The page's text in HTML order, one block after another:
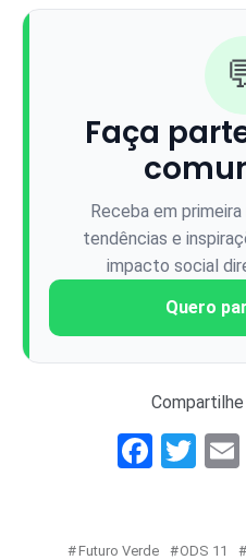
Faça
Receba em
tendências e
impacto social
Quero
Futuro Verde ODS 11